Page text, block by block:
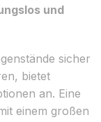
und
sicher
bietet
an. Eine
einem großen